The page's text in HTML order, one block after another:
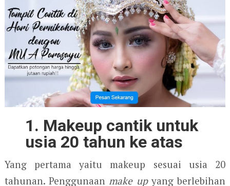
1. Makeup cantik untuk
usia 20 tahun ke atas
Yang pertama yaitu makeup sesuai usia 20
tahunan. Penggunaanmake upyang berlebihan